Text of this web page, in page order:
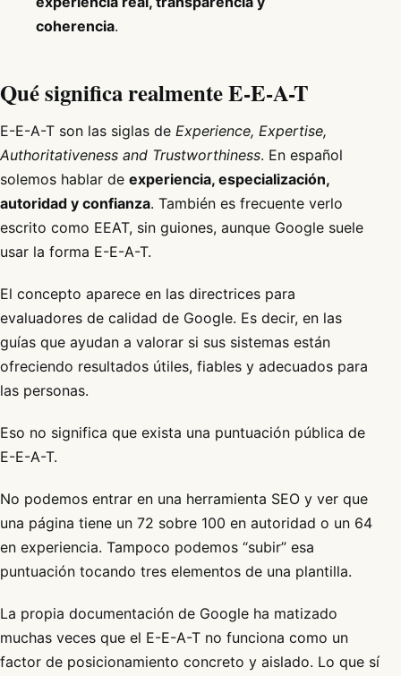
coherencia.
Qué significa realmente E-E-A-T
E-E-A-T son las siglas de Experience, Expertise,
Authoritativeness and Trustworthiness. En español
solemos hablar de experiencia, especialización,
autoridad y confianza. También es frecuente verlo
escrito como EEAT, sin guiones, aunque Google suele
usar la forma E-E-A-T.
El concepto aparece en las directrices para
evaluadores de calidad de Google. Es decir, en las
guías que ayudan a valorar si sus sistemas están
ofreciendo resultados útiles, fiables y adecuados para
las personas.
Eso no significa que exista una puntuación pública de
E-E-A-T.
No podemos entrar en una herramienta SEO y ver que
una página tiene un 72 sobre 100 en autoridad o un 64
en experiencia. Tampoco podemos “subir” esa
puntuación tocando tres elementos de una plantilla.
La propia documentación de Google ha matizado
muchas veces que el E-E-A-T no funciona como un
factor de posicionamiento concreto y aislado. Lo que sí